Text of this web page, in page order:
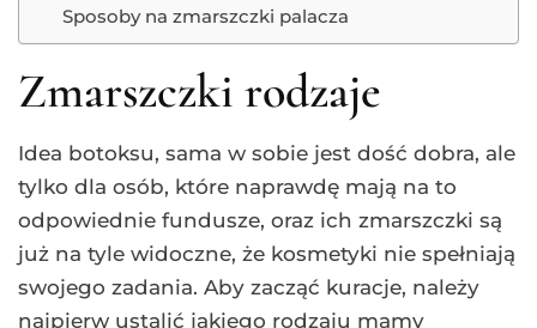
Sposoby na zmarszczki palacza
Zmarszczki rodzaje
Idea botoksu, sama w sobie jest dość dobra, ale
tylko dla osób, które naprawdę mają na to
odpowiednie fundusze, oraz ich zmarszczki są
już na tyle widoczne, że kosmetyki nie spełniają
swojego zadania. Aby zacząć kuracje, należy
najpierw ustalić jakiego rodzaju mamy